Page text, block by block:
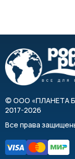
© ООО «ПЛАНЕТА
2017-2026
Все права